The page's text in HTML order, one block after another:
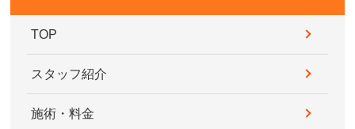
TOP
スタッフ紹介
施術・料金